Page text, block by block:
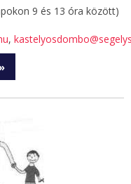
9 és 13 óra között)
,